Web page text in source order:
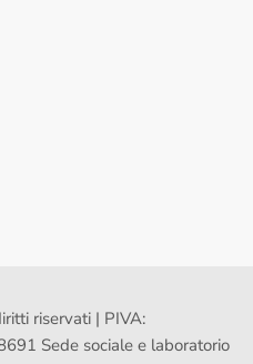
riservati | PIVA:
Sede sociale e laboratorio